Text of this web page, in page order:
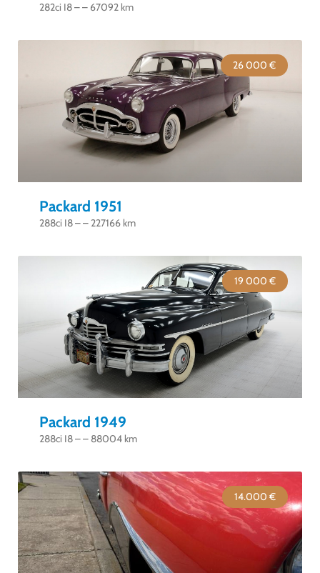
282ci I8 – – 67092 km
26 000 €
Packard 1951
288ci I8 – – 227166 km
19 000 €
Packard 1949
288ci I8 – – 88004 km
14.000 €